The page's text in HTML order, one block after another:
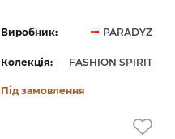
Виробник: PARADYZ
Колекція: FASHION SPIRIT
Під замовлення